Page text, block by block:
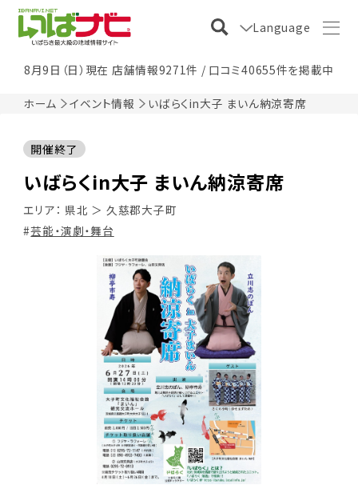
Language
8月9日（日）現在 店舗情報9271件 / 口コミ40655件を掲載中
ホーム イベント情報 いばらくin大子 まいん納涼寄席
いばらくin大子 まいん納涼寄席
開催終了
エリア： 県北 ＞ 久慈郡大子町
芸能・演劇・舞台